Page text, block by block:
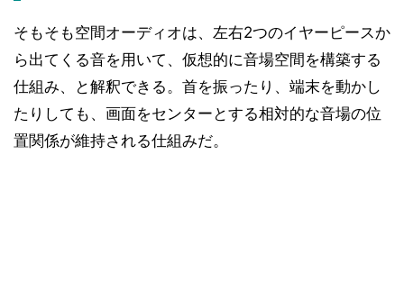
そもそも空間オーディオは、左右2つのイヤーピースか
ら出てくる音を用いて、仮想的に音場空間を構築する
仕組み、と解釈できる。首を振ったり、端末を動かし
たりしても、画面をセンターとする相対的な音場の位
置関係が維持される仕組みだ。